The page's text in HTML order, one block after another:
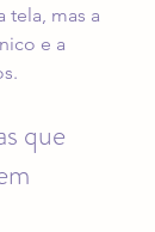
tela, mas a
e a
que